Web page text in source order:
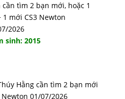
cần tìm 2 bạn mới, hoặc 1
1 mới CS3 Newton
2026
sinh: 2015
Hằng cần tìm 2 bạn mới
Newton 01/07/2026